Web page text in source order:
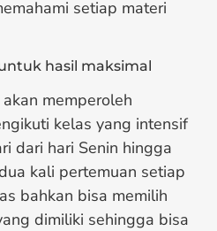
setiap materi
hasil maksimal
memperoleh
kelas yang intensif
dari hari Senin hingga
kali pertemuan setiap
bahkan bisa memilih
dimiliki sehingga bisa